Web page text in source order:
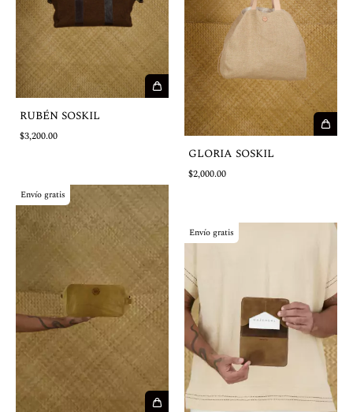
RUBÉN SOSKIL
$3,200.00
GLORIA SOSKIL
$2,000.00
Envío gratis
Envío gratis